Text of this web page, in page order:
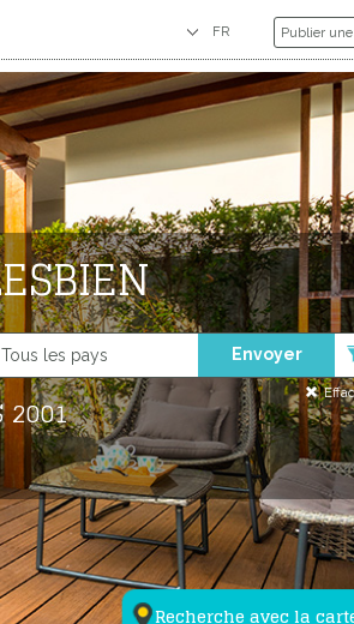
Publier
Recherche avec la
Envoyer
2001